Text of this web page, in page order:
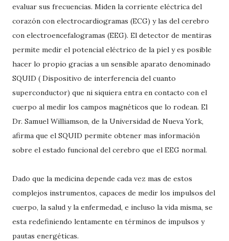
evaluar sus frecuencias. Miden la corriente eléctrica del
corazón con electrocardiogramas (ECG) y las del cerebro
con electroencefalogramas (EEG). El detector de mentiras
permite medir el potencial eléctrico de la piel y es posible
hacer lo propio gracias a un sensible aparato denominado
SQUID ( Dispositivo de interferencia del cuanto
superconductor) que ni siquiera entra en contacto con el
cuerpo al medir los campos magnéticos que lo rodean. El
Dr. Samuel Williamson, de la Universidad de Nueva York,
afirma que el SQUID permite obtener mas información
sobre el estado funcional del cerebro que el EEG normal.
Dado que la medicina depende cada vez mas de estos
complejos instrumentos, capaces de medir los impulsos del
cuerpo, la salud y la enfermedad, e incluso la vida misma, se
esta redefiniendo lentamente en términos de impulsos y
pautas energéticas.